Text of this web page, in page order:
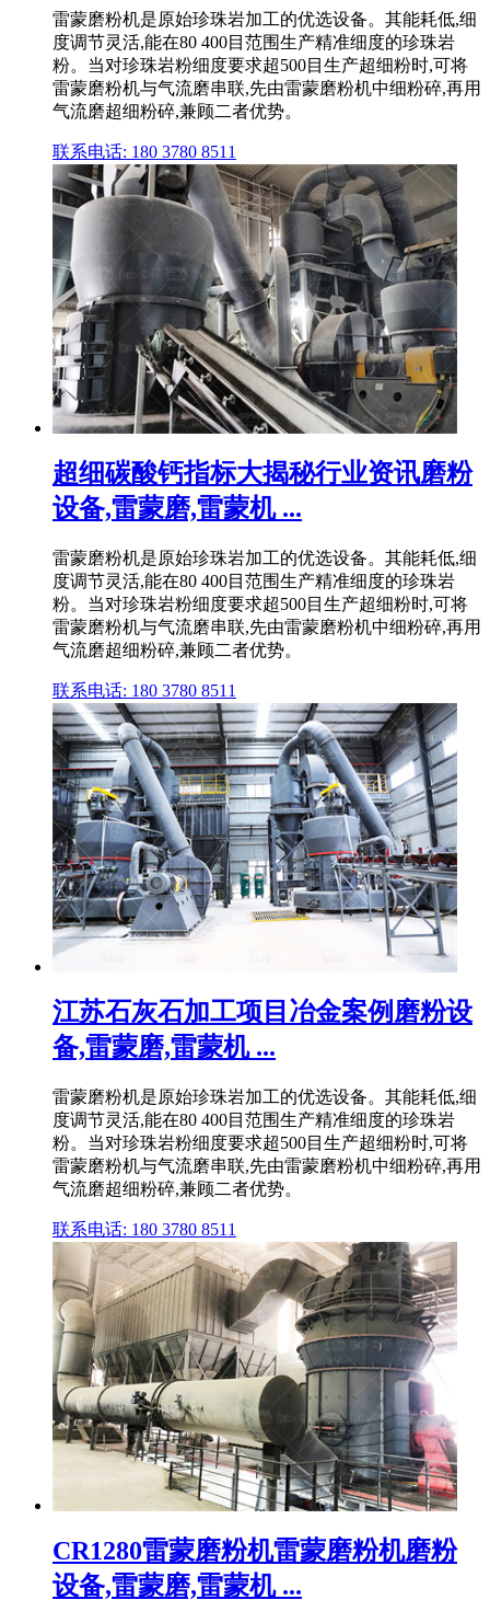
雷蒙磨粉机是原始珍珠岩加工的优选设备。其能耗低,细
度调节灵活,能在80 400目范围生产精准细度的珍珠岩
粉。当对珍珠岩粉细度要求超500目生产超细粉时,可将
雷蒙磨粉机与气流磨串联,先由雷蒙磨粉机中细粉碎,再用
气流磨超细粉碎,兼顾二者优势。
联系电话: 180 3780 8511
超细碳酸钙指标大揭秘行业资讯磨粉
设备,雷蒙磨,雷蒙机 ...
雷蒙磨粉机是原始珍珠岩加工的优选设备。其能耗低,细
度调节灵活,能在80 400目范围生产精准细度的珍珠岩
粉。当对珍珠岩粉细度要求超500目生产超细粉时,可将
雷蒙磨粉机与气流磨串联,先由雷蒙磨粉机中细粉碎,再用
气流磨超细粉碎,兼顾二者优势。
联系电话: 180 3780 8511
江苏石灰石加工项目冶金案例磨粉设
备,雷蒙磨,雷蒙机 ...
雷蒙磨粉机是原始珍珠岩加工的优选设备。其能耗低,细
度调节灵活,能在80 400目范围生产精准细度的珍珠岩
粉。当对珍珠岩粉细度要求超500目生产超细粉时,可将
雷蒙磨粉机与气流磨串联,先由雷蒙磨粉机中细粉碎,再用
气流磨超细粉碎,兼顾二者优势。
联系电话: 180 3780 8511
CR1280雷蒙磨粉机雷蒙磨粉机磨粉
设备,雷蒙磨,雷蒙机 ...